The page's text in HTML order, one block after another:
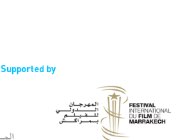
Supported by